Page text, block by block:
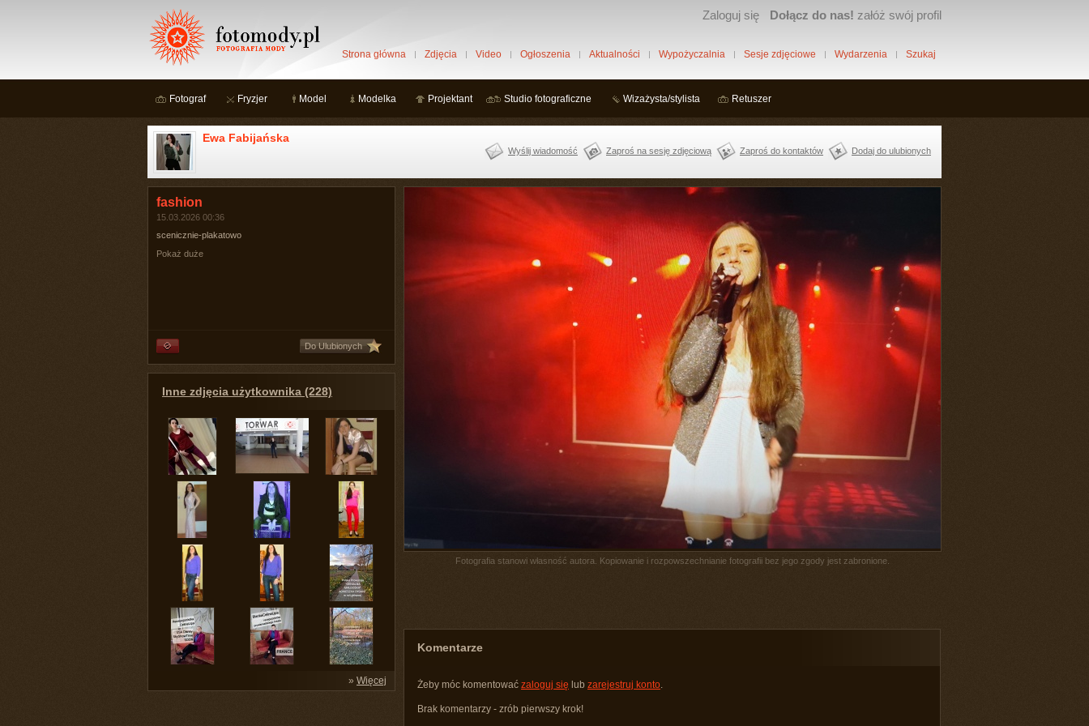
Zaloguj się Dołącz do nas! załóż swój profil
Strona główna Zdjęcia Video Ogłoszenia Aktualności Wypożyczalnia Sesje zdjęciowe Wydarzenia Szukaj
Fotograf Fryzjer Model Modelka Projektant Studio fotograficzne Wizażysta/stylista Retuszer
Ewa Fabijańska
Wyślij wiadomość Zaproś na sesję zdjęciową Zaproś do kontaktów Dodaj do ulubionych
fashion
15.03.2026 00:36
scenicznie-plakatowo
Pokaż duże
Do Ulubionych
Inne zdjęcia użytkownika (228)
» Więcej
Fotografia stanowi własność autora. Kopiowanie i rozpowszechnianie fotografii bez jego zgody jest zabronione.
Komentarze
Żeby móc komentować zaloguj się lub zarejestruj konto.
Brak komentarzy - zrób pierwszy krok!